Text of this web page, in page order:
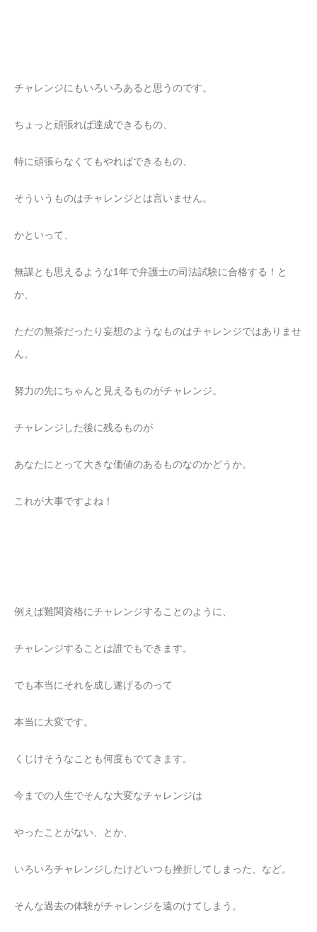
チャレンジにもいろいろあると思うのです。
ちょっと頑張れば達成できるもの、
特に頑張らなくてもやればできるもの、
そういうものはチャレンジとは言いません。
かといって、
無謀とも思えるような1年で弁護士の司法試験に合格する！と
か、
ただの無茶だったり妄想のようなものはチャレンジではありませ
ん。
努力の先にちゃんと見えるものがチャレンジ。
チャレンジした後に残るものが
あなたにとって大きな価値のあるものなのかどうか。
これが大事ですよね！
例えば難関資格にチャレンジすることのように、
チャレンジすることは誰でもできます。
でも本当にそれを成し遂げるのって
本当に大変です。
くじけそうなことも何度もでてきます。
今までの人生でそんな大変なチャレンジは
やったことがない、とか、
いろいろチャレンジしたけどいつも挫折してしまった、など。
そんな過去の体験がチャレンジを遠のけてしまう。